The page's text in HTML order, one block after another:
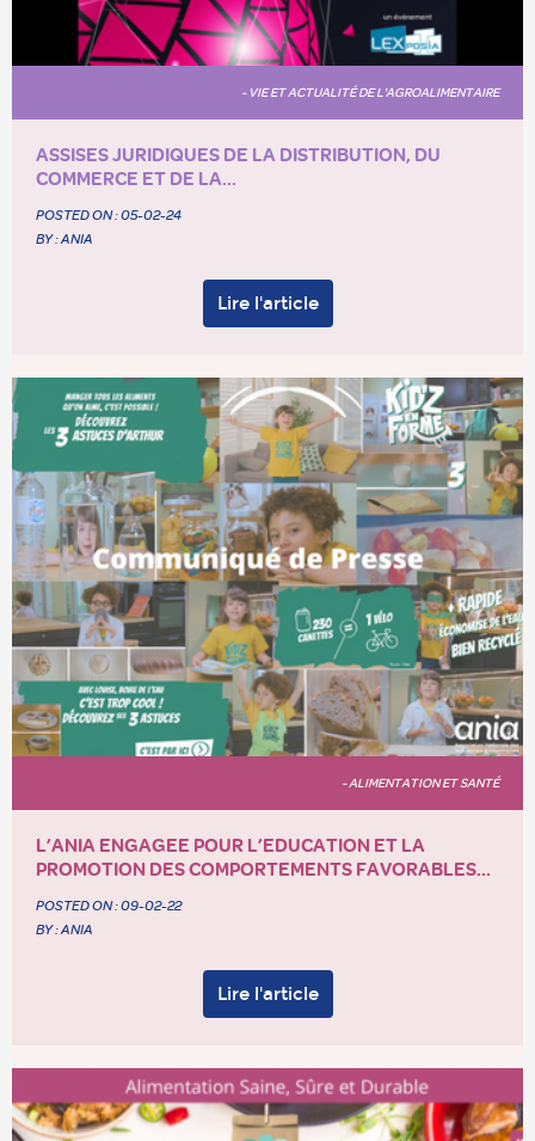
- VIE ET ACTUALITÉ DE L'AGROALIMENTAIRE
ASSISES JURIDIQUES DE LA DISTRIBUTION, DU
COMMERCE ET DE LA...
POSTED ON :05-02-24
BY : ANIA
Lire l'article
- ALIMENTATION ET SANTÉ
L’ANIA ENGAGEE POUR L’EDUCATION ET LA
PROMOTION DES COMPORTEMENTS FAVORABLES...
POSTED ON :09-02-22
BY : ANIA
Lire l'article